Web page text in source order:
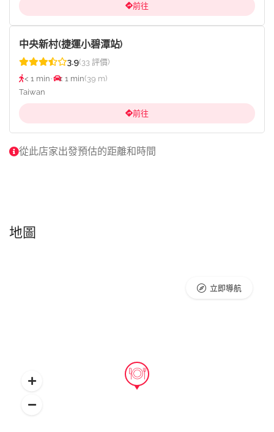
前往
中央新村(捷運小碧潭站)
3.9(33 評價)
< 1 min• < 1 min(39 m)
Taiwan
前往
從此店家出發預估的距離和時間
地圖
立即導航